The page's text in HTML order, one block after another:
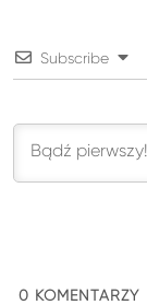
Subscribe
0 KOMENTARZY